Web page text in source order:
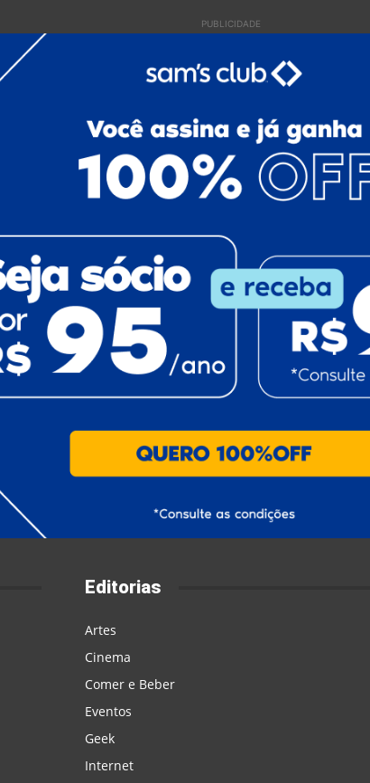
PUBLICIDADE
Editorias
Artes
Cinema
Comer e Beber
Eventos
Geek
Internet